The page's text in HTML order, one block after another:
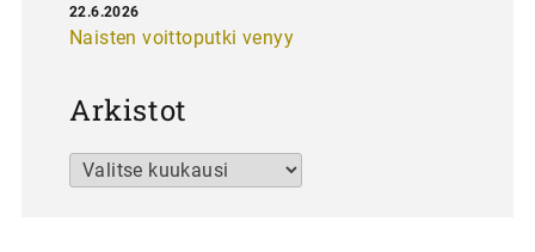
Naisten voittoputki venyy
22.6.2026
Arkistot
Arkistot